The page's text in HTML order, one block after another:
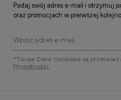
Podaj swój adres e-mail i otrzymuj
oraz promocjach w pierwszej
*Twoje Dane Osobowe są
Prywatności.